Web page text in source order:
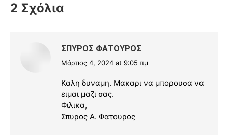
2 Σχόλια
ΣΠΥΡΟΣ ΦΑΤΟΥΡΟΣ
says:
Μάρτιος 4, 2024 at 9:05 πμ
Καλη δυναμη. Μακαρι να μπορουσα να
ειμαι μαζι σας.
Φιλικα,
Σπυρος Α. Φατουρος